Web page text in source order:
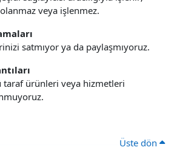
veya işlenmez.
satmıyor ya da paylaşmıyoruz.
taraf ürünleri veya hizmetleri
Üste dön